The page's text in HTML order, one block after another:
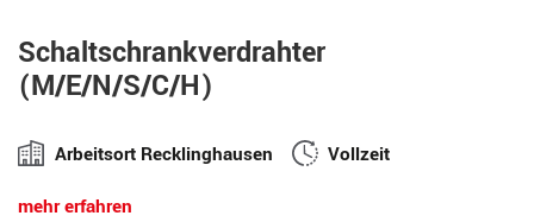
Schaltschrankverdrahter
(M/E/N/S/C/H)
Arbeitsort Recklinghausen
Vollzeit
mehr erfahren